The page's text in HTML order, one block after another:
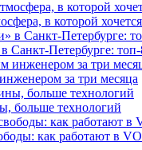
в которой хочется
Петербурге:
за три месяца
больше технологий
как работают в